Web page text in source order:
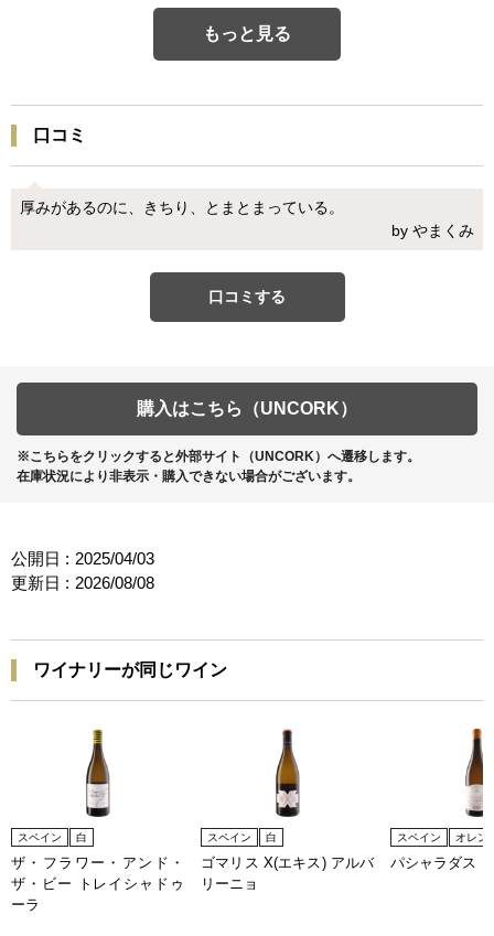
もっと見る
口コミ
厚みがあるのに、きちり、とまとまっている。
by やまくみ
口コミする
購入はこちら（UNCORK）
※こちらをクリックすると外部サイト（UNCORK）へ遷移します。
在庫状況により非表示・購入できない場合がございます。
公開日 : 2025/04/03
更新日 : 2026/08/08
ワイナリーが同じワイン
スペイン 白
ザ・フラワー・アンド・
ザ・ビー トレイシャドゥ
ーラ
スペイン 白
ゴマリス X(エキス) アルバ
リーニョ
スペイン オレン
パシャラダス